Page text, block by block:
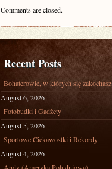
Comments are closed.
Recent Posts
Bohaterowie, w których się zakochasz
August 6, 2026
Fotobudki i Gadżety
August 5, 2026
Sportowe Ciekawostki i Rekordy
August 4, 2026